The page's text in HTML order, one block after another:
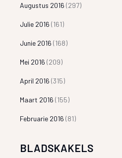
Augustus 2016 (297)
Julie 2016 (161)
Junie 2016 (168)
Mei 2016 (209)
April 2016 (315)
Maart 2016 (155)
Februarie 2016 (81)
BLADSKAKELS